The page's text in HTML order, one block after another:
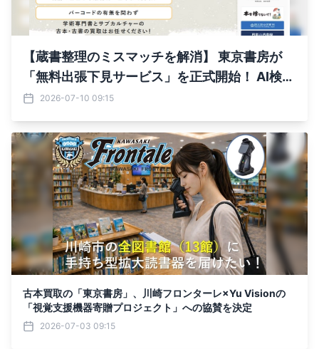
【蔵書整理のミスマッチを解消】 東京書房が
「無料出張下見サービス」を正式開始！ AI検索
時代に知っておきたい 「古本店のホームページ
「期待していたサービスと違った」というお悩
みに応え、 大量蔵書を対象にまずは1都3県か
らスタート～
2026-07-10 09:15
古本買取の「東京書房」、川崎フロンターレ×Yu Visionの
「視覚支援機器寄贈プロジェクト」への協賛を決定
2026-07-03 09:15